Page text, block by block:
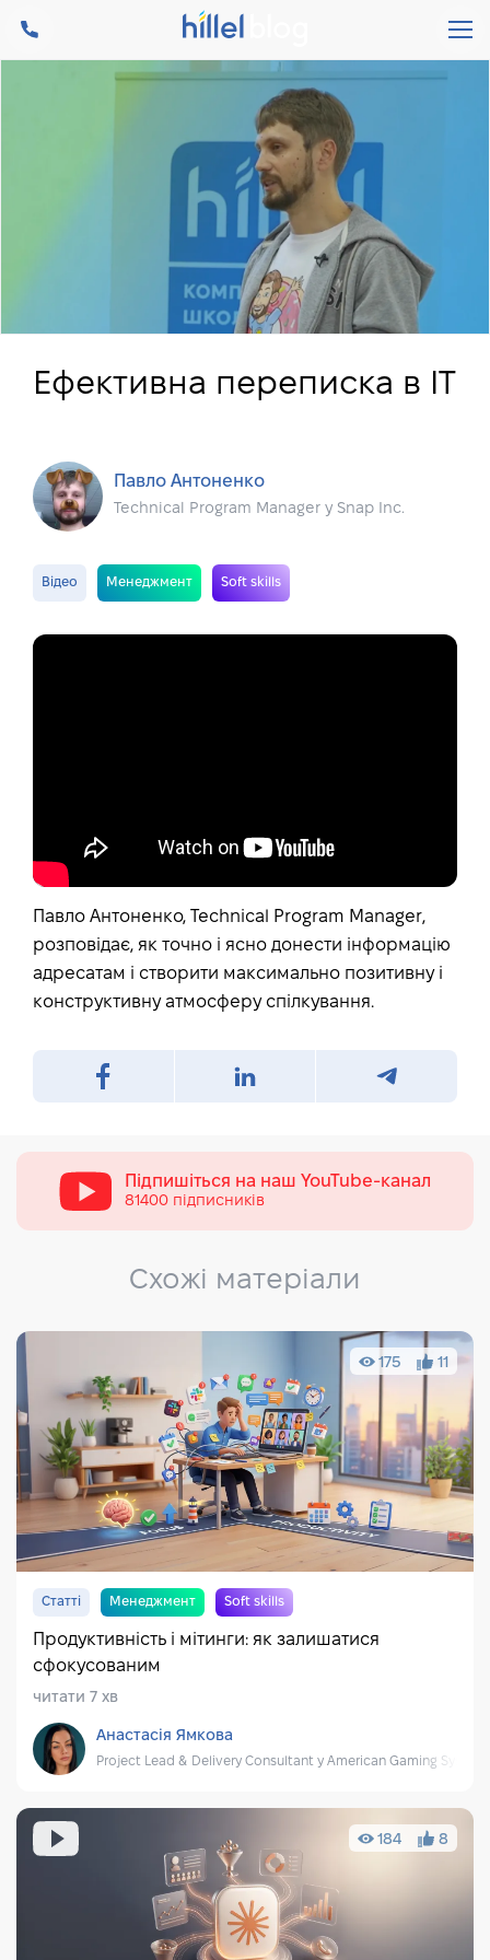
Ефективна переписка в IT
Павло Антоненко
Technical Program Manager у Snap Inc.
Відео Менеджмент Soft skills
Павло Антоненко, Technical Program Manager,
розповідає, як точно і ясно донести інформацію
адресатам і створити максимально позитивну і
конструктивну атмосферу спілкування.
Підпишіться на наш YouTube-канал
81400 підписників
Схожі матеріали
175 11
Статті Менеджмент Soft skills
Продуктивність і мітинги: як залишатися
сфокусованим
читати 7 хв
Анастасія Ямкова
Project Lead & Delivery Consultant у American Gaming
184 8